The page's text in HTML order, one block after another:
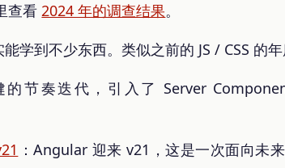
查看2024 年的调查结果。
学到不少东西。类似之前的 JS / CSS 的年
节奏迭代，引入了 Server
：Angular 迎来 v21，这是一次面向未